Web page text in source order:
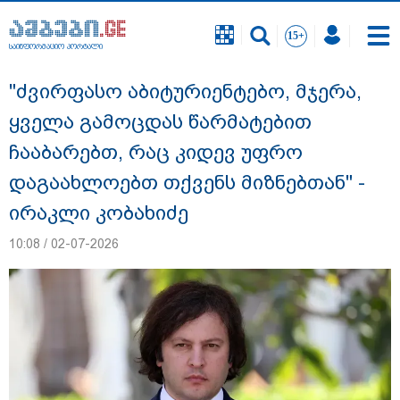
საინფორმაციო პორტალი
გიგა ავალიანის საქმეზე დაკავებულ ორ
არასრულწლოვანს, ნია იმნაძესა და
ანასტასია ბერუაშვილს აღკვეთის
ღონისძიების სახით პატიმრობა
საინფორმაციო პორტალი
"ძვირფასო აბიტურიენტებო, მჯერა,
ყველა გამოცდას წარმატებით
ჩააბარებთ, რაც კიდევ უფრო
დაგაახლოებთ თქვენს მიზნებთან" -
ირაკლი კობახიძე
10:08 / 02-07-2026